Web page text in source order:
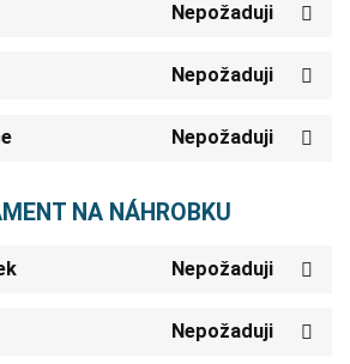
Nepožaduji
Nepožaduji
Nepožaduji
NA NÁHROBKU
Nepožaduji
Nepožaduji